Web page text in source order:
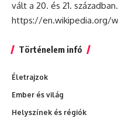
vált a 20. és 21. században.
https://en.wikipedia.org/
Történelem infó
Életrajzok
Ember és világ
Helyszínek és régiók